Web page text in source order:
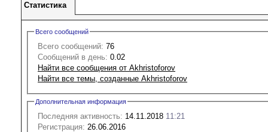
Статистика
Всего сообщений
Всего сообщений: 76
Сообщений в день: 0.02
Найти все сообщения от Akhristoforov
Найти все темы, созданные Akhristoforov
Дополнительная информация
Последняя активность: 14.11.2018 11:21
Регистрация: 26.06.2016